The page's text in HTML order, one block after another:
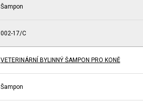
Šampon
002-17/C
VETERINÁRNÍ BYLINNÝ ŠAMPON PRO KONĚ
Šampon